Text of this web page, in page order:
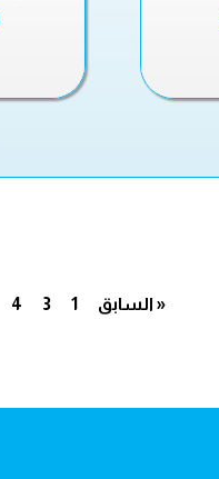
« السابق 1
3
4